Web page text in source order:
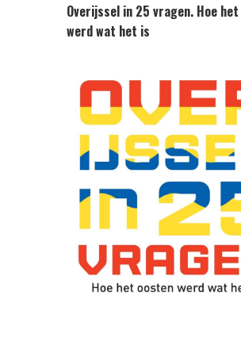
Overijssel in 25 vragen. Hoe
werd wat het is